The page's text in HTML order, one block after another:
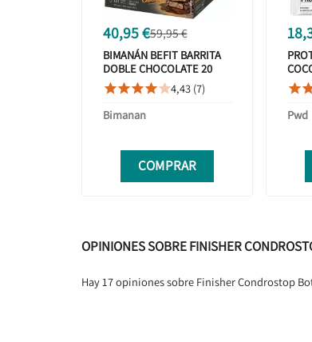
40,95 €59,95 €
BIMANÁN BEFIT BARRITA
DOBLE CHOCOLATE 20
UNIDADES EXPOSITOR
4,43 (7)
Bimanan
COMPRAR

Pwd
OPINIONES SOBRE FINISHER
Hay 17 opiniones sobre Finisher Condrostop